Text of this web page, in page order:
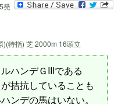
発
)(特指) 芝 2000m 16頭立
ハンデＧIIIである
拮抗していることも
ンデの馬はいない。